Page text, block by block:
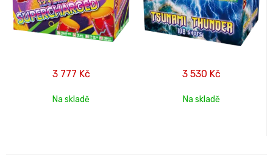
3 777 Kč
Na skladě
3 530 Kč
Na skladě